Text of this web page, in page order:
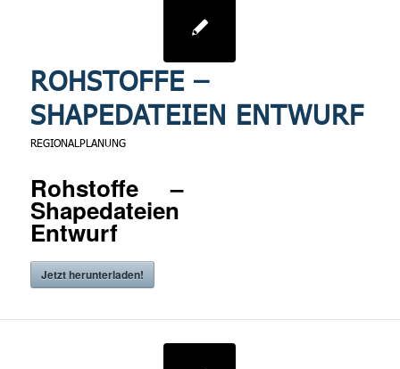
ROHSTOFFE –
SHAPEDATEIEN ENTWURF
REGIONALPLANUNG
Rohstoffe –
Shapedateien
Entwurf
Jetzt herunterladen!